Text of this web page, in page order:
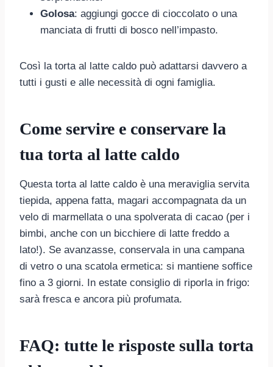
Golosa: aggiungi gocce di cioccolato o una
manciata di frutti di bosco nell’impasto.
Così la torta al latte caldo può adattarsi davvero a
tutti i gusti e alle necessità di ogni famiglia.
Come servire e conservare la
tua torta al latte caldo
Questa torta al latte caldo è una meraviglia servita
tiepida, appena fatta, magari accompagnata da un
velo di marmellata o una spolverata di cacao (per i
bimbi, anche con un bicchiere di latte freddo a
lato!). Se avanzasse, conservala in una campana
di vetro o una scatola ermetica: si mantiene soffice
fino a 3 giorni. In estate consiglio di riporla in frigo:
sarà fresca e ancora più profumata.
FAQ: tutte le risposte sulla torta